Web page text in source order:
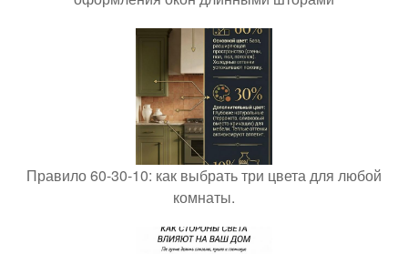
Правило 60-30-10: как выбрать три цвета для любой
комнаты.